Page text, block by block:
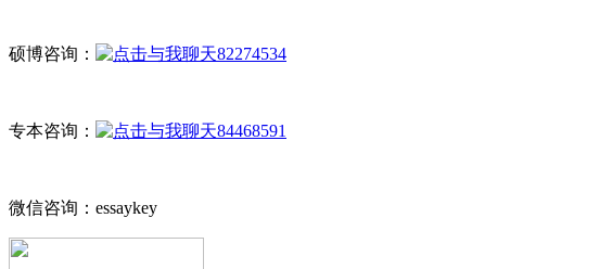
硕博咨询： 82274534
专本咨询： 84468591
微信咨询：essaykey